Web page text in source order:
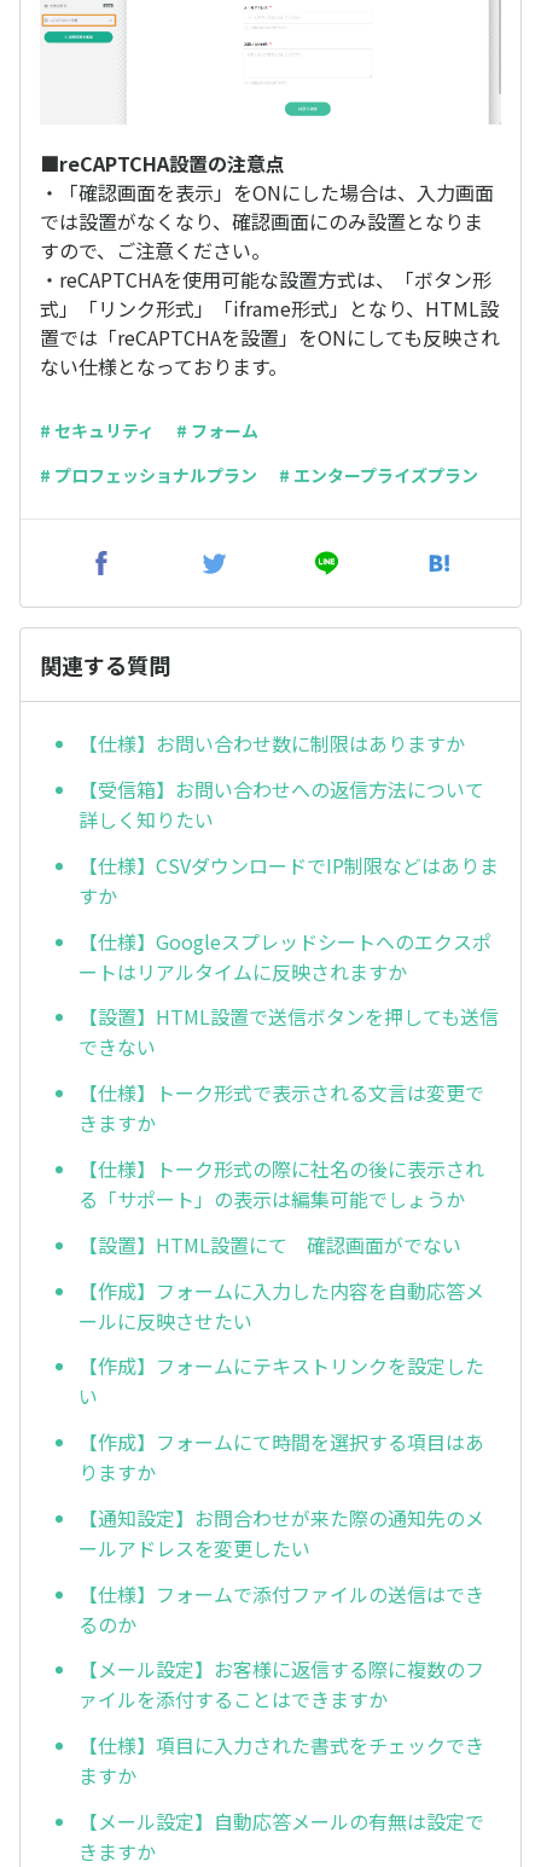
■reCAPTCHA設置の注意点
・「確認画面を表示」をONにした場合は、入力画面
では設置がなくなり、確認画面にのみ設置となりま
すので、ご注意ください。
・reCAPTCHAを使用可能な設置方式は、「ボタン形
式」「リンク形式」「iframe形式」となり、HTML設
置では「reCAPTCHAを設置」をONにしても反映され
ない仕様となっております。
# セキュリティ
# フォーム
# プロフェッショナルプラン
# エンタープライズプラン
関連する質問
【仕様】お問い合わせ数に制限はありますか
【受信箱】お問い合わせへの返信方法について
詳しく知りたい
【仕様】CSVダウンロードでIP制限などはありま
すか
【仕様】Googleスプレッドシートへのエクスポ
ートはリアルタイムに反映されますか
【設置】HTML設置で送信ボタンを押しても送信
できない
【仕様】トーク形式で表示される文言は変更で
きますか
【仕様】トーク形式の際に社名の後に表示され
る「サポート」の表示は編集可能でしょうか
【設置】HTML設置にて 確認画面がでない
【作成】フォームに入力した内容を自動応答メ
ールに反映させたい
【作成】フォームにテキストリンクを設定した
い
【作成】フォームにて時間を選択する項目はあ
りますか
【通知設定】お問合わせが来た際の通知先のメ
ールアドレスを変更したい
【仕様】フォームで添付ファイルの送信はでき
るのか
【メール設定】お客様に返信する際に複数のフ
ァイルを添付することはできますか
【仕様】項目に入力された書式をチェックでき
ますか
【メール設定】自動応答メールの有無は設定で
きますか